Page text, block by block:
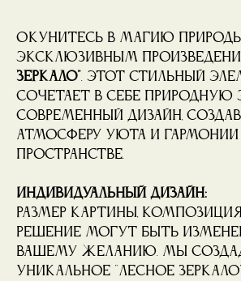
Окунитесь в магию
эксклюзивным
зеркало" . Этот стильный
сочетает в себе природную
современный дизайн,
атмосферу уюта и
пространстве.
Индивидуальный дизайн:
Размер картины,
решение могут быть
вашему желанию. Мы
уникальное "Лесное